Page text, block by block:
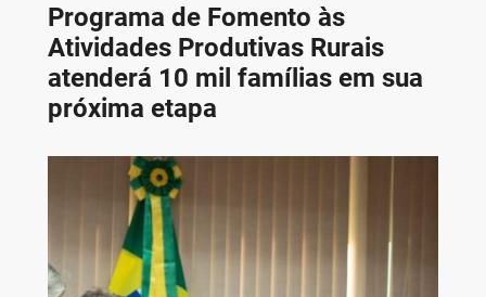
Programa de Fomento às
Atividades Produtivas Rurais
atenderá 10 mil famílias em sua
próxima etapa